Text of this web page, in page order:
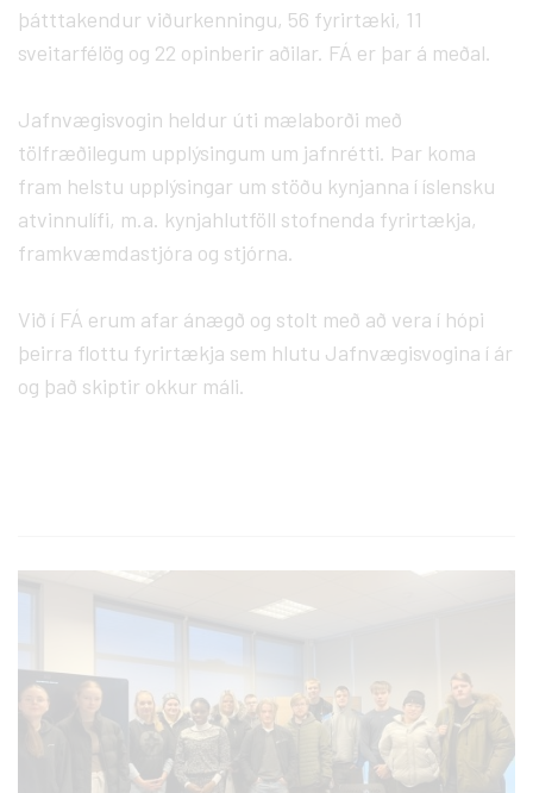
þátttakendur viðurkenningu, 56 fyrirtæki, 11
sveitarfélög og 22 opinberir aðilar. FÁ er þar á meðal.
Jafnvægisvogin heldur úti mælaborði með
tölfræðilegum upplýsingum um jafnrétti. Þar koma
fram helstu upplýsingar um stöðu kynjanna í íslensku
atvinnulífi, m.a. kynjahlutföll stofnenda fyrirtækja,
framkvæmdastjóra og stjórna.
Við í FÁ erum afar ánægð og stolt með að vera í hópi
þeirra flottu fyrirtækja sem hlutu Jafnvægisvogina í ár
og það skiptir okkur máli.